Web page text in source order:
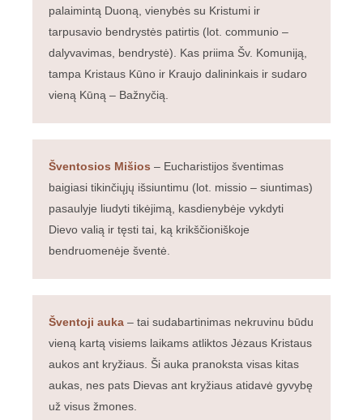
palaimintą Duoną, vienybės su Kristumi ir
tarpusavio bendrystės patirtis (lot. communio –
dalyvavimas, bendrystė). Kas priima Šv. Komuniją,
tampa Kristaus Kūno ir Kraujo dalininkais ir sudaro
vieną Kūną – Bažnyčią.
Šventosios Mišios – Eucharistijos šventimas
baigiasi tikinčiųjų išsiuntimu (lot. missio – siuntimas)
pasaulyje liudyti tikėjimą, kasdienybėje vykdyti
Dievo valią ir tęsti tai, ką krikščioniškoje
bendruomenėje šventė.
Šventoji auka – tai sudabartinimas nekruvinu būdu
vieną kartą visiems laikams atliktos Jėzaus Kristaus
aukos ant kryžiaus. Ši auka pranoksta visas kitas
aukas, nes pats Dievas ant kryžiaus atidavė gyvybę
už visus žmones.